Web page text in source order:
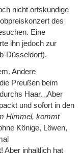
nicht ortskundige
des
Eine
ihn jedoch zur
Düsseldorf).
Andere
Preußen beim
Haar. „Aber
und sofort in den
Himmel, kommt
Könige, Löwen,
Aber inhaltlich hat